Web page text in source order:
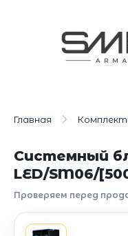
Главная
Системный
LED/SM06/
Проверяем перед